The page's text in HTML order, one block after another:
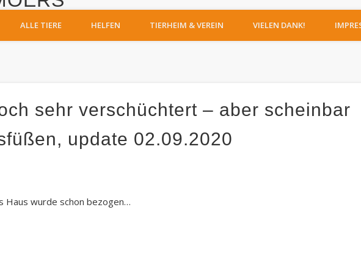
ALLE TIERE HELFEN TIERHEIM & VEREIN VIELEN DANK!
sehr verschüchtert – aber scheinbar
update 02.09.2020
Haus wurde schon bezogen…